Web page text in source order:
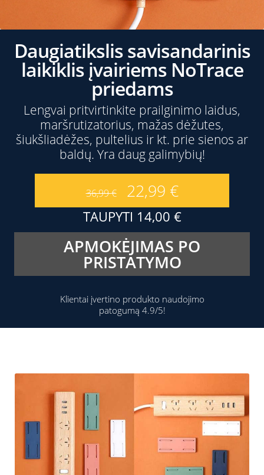
Daugiatikslis savisandarinis
laikiklis įvairiems NoTrace
priedams
Lengvai pritvirtinkite prailginimo laidus,
maršrutizatorius, mažas dėžutes,
šiukšliadėžes, pultelius ir kt. prie sienos ar
baldų. Yra daug galimybių!
36,99€ 22,99 €
TAUPYTI 14,00 €
APMOKĖJIMAS PO
PRISTATYMO
Klientai įvertino produkto naudojimo
patogumą 4.9/5!